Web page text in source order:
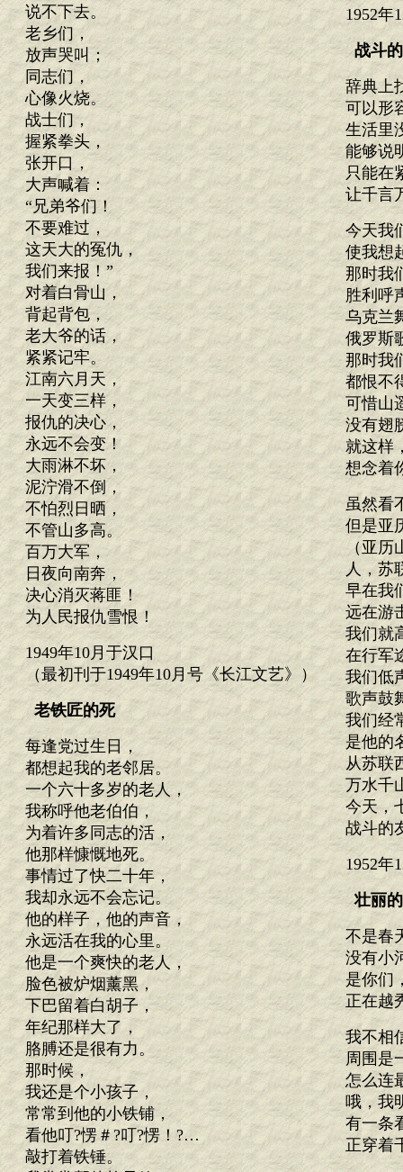
1952年
战斗
辞典上
可以形
生活里
能够说
只能在
让千言
今天我
使我想
那时我
胜利呼
乌克兰
俄罗斯
那时我
都恨不
可惜山
没有翅
就这样
想念着
虽然看
但是亚
（亚历
人，苏
早在我
远在游
我们就
在行军
我们低
歌声鼓
我们经
是他的
从苏联
万水千
今天，
战斗的
1952年
壮丽
不是春
没有小
是你们
正在越
我不相
周围是
怎么连
哦，我
有一条
正穿着
说不下去。
老乡们，
放声哭叫；
同志们，
心像火烧。
战士们，
握紧拳头，
张开口，
大声喊着：
“兄弟爷们！
不要难过，
这天大的冤仇，
我们来报！”
对着白骨山，
背起背包，
老大爷的话，
紧紧记牢。
江南六月天，
一天变三样，
报仇的决心，
永远不会变！
大雨淋不坏，
泥泞滑不倒，
不怕烈日晒，
不管山多高。
百万大军，
日夜向南奔，
决心消灭蒋匪！
为人民报仇雪恨！
1949年10月于汉口
（最初刊于1949年10月号《长江文艺》）
老铁匠的死
每逢党过生日，
都想起我的老邻居。
一个六十多岁的老人，
我称呼他老伯伯，
为着许多同志的活，
他那样慷慨地死。
事情过了快二十年，
我却永远不会忘记。
他的样子，他的声音，
永远活在我的心里。
他是一个爽快的老人，
脸色被炉烟薰黑，
下巴留着白胡子，
年纪那样大了，
胳膊还是很有力。
那时候，
我还是个小孩子，
常常到他的小铁铺，
看他叮?愣＃?叮?愣！?…
敲打着铁锤。